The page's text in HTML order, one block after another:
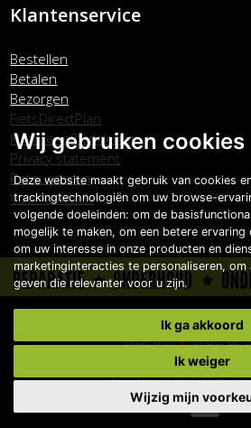
Klantenservice
Bestellen
Betalen
Bezorgen
FietsDirectPlan
Klachtenafhandeling
Privacy statement
Retourneren
Voorwaarden
Copyright © Carlo Boonstra de
Made with
byBO. Be
Powered byBO Creator
Jouw fiets, jouw stijlCookie
Wij gebruiken cookies
Deze website maakt gebruik van cookies
trackingtechnologiën om uw browse-
volgende doeleinden: om de
mogelijk te maken, om een betere
om uw interesse in onze producten en
marketinginteracties te personaliseren, om
geven die relevanter voor u zijn.
Ik ga akkoord
Ik weiger
Wijzig mijn